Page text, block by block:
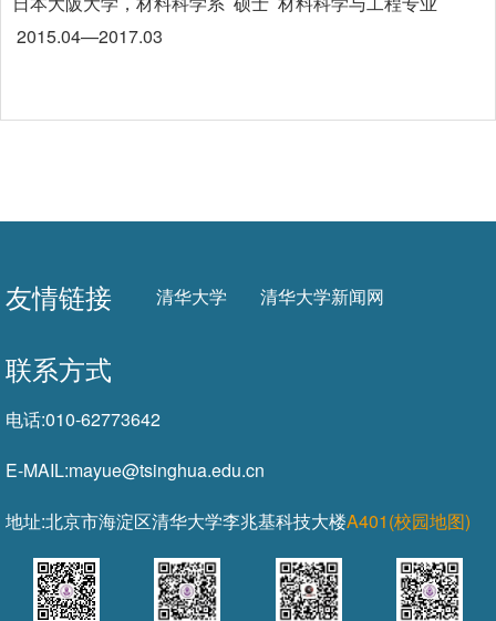
2015.04—2017.03
友情链接 清华大学 清华大学新闻网
联系方式
电话:010-62773642
E-MAIL:mayue@tsinghua.edu.cn
地址:北京市海淀区清华大学李兆基科技大楼A401(校园地图)